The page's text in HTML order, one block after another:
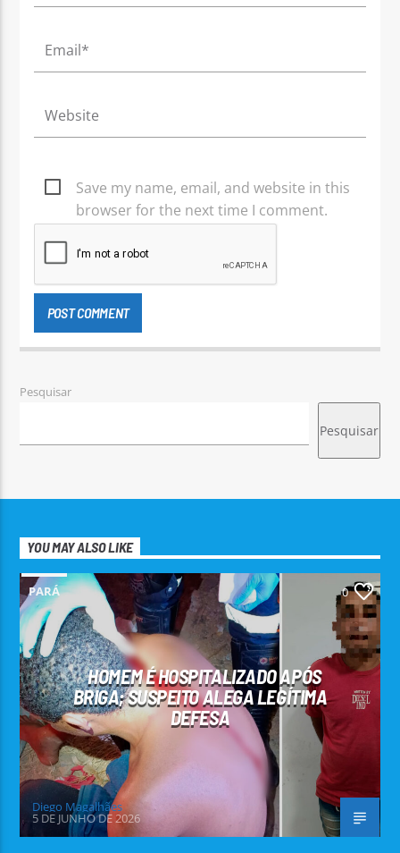
Save my name, email, and website in this
browser for the next time I comment.
Pesquisar
Pesquisar
YOU MAY ALSO LIKE
PARÁ 0
HOMEM É HOSPITALIZADO APÓS
BRIGA; SUSPEITO ALEGA LEGÍTIMA
DEFESA
Diego Magalhães
5 DE JUNHO DE 2026